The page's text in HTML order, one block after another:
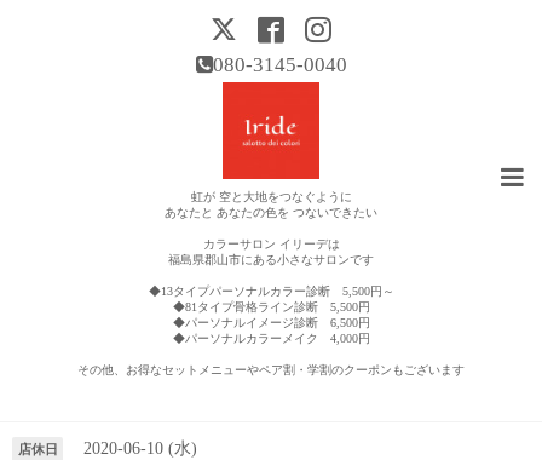
080-3145-0040
虹が 空と大地をつなぐように
あなたと あなたの色を つないできたい
カラーサロン イリーデは
福島県郡山市にある小さなサロンです
◆13タイプパーソナルカラー診断 5,500円～
◆81タイプ骨格ライン診断 5,500円
◆パーソナルイメージ診断 6,500円
◆パーソナルカラーメイク 4,000円
その他、お得なセットメニューやペア割・学割のクーポンもございます
店休日 2020-06-10 (水)